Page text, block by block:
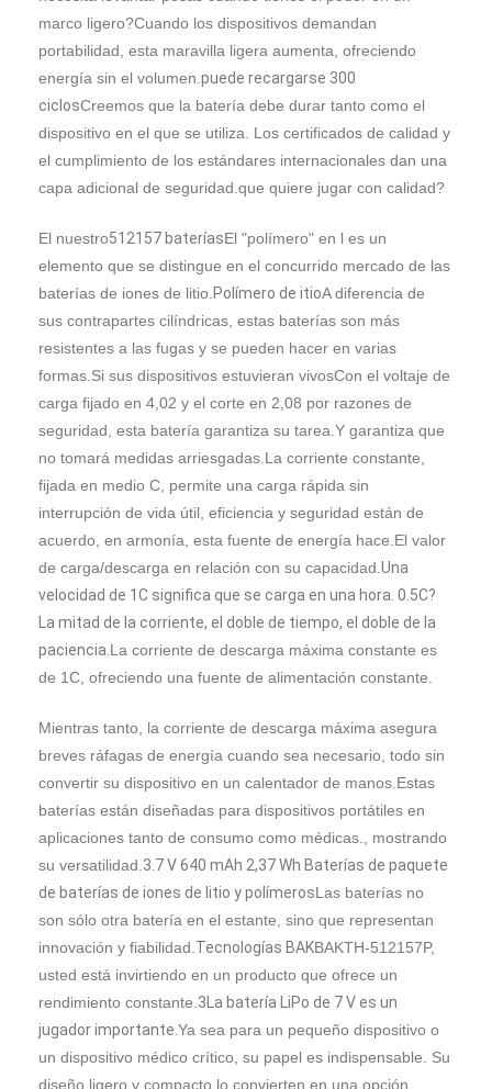
Acerca de nosotros
Recorrido por la fábrica
Control de calidad
Contacta con nosotros
Casos
Paquete de la batería de ión de litio
Paquete de batería de polímero de litio
Conjunto de baterías LiFePO4
Batería de ciclo profundo
BMS PCM de los PCB
Paquete de baterías personalizado
Baterías de litio UPS
Paquete de baterías de hidruro metálico de níquel
Batería recargable de iones de litio
Cargador de batería de ión de litio
marco ligero?Cuando los dispositivos demandan
portabilidad, esta maravilla ligera aumenta, ofreciendo
energía sin el volumen.puede recargarse 300
ciclosCreemos que la batería debe durar tanto como el
dispositivo en el que se utiliza. Los certificados de calidad y
el cumplimiento de los estándares internacionales dan una
capa adicional de seguridad.que quiere jugar con calidad?
El nuestro512157 bateríasEl "polímero" en l es un
elemento que se distingue en el concurrido mercado de las
baterías de iones de litio. Polímero de itioA diferencia de
sus contrapartes cilíndricas, estas baterías son más
resistentes a las fugas y se pueden hacer en varias
formas.Si sus dispositivos estuvieran vivosCon el voltaje de
carga fijado en 4,02 y el corte en 2,08 por razones de
seguridad, esta batería garantiza su tarea.Y garantiza que
no tomará medidas arriesgadas.La corriente constante,
fijada en medio C, permite una carga rápida sin
interrupción de vida útil, eficiencia y seguridad están de
acuerdo, en armonía, esta fuente de energía hace.El valor
de carga/descarga en relación con su capacidad.Una
velocidad de 1C significa que se carga en una hora. 0.5C?
La mitad de la corriente, el doble de tiempo, el doble de la
paciencia. La corriente de descarga máxima constante es
de 1C, ofreciendo una fuente de alimentación constante.
Mientras tanto, la corriente de descarga máxima asegura
breves ráfagas de energía cuando sea necesario, todo sin
convertir su dispositivo en un calentador de manos.Estas
baterías están diseñadas para dispositivos portátiles en
aplicaciones tanto de consumo como médicas., mostrando
su versatilidad. 3.7 V 640 mAh 2,37 Wh Baterías de paquete
de baterías de iones de litio y polímerosLas baterías no
son sólo otra batería en el estante, sino que representan
innovación y fiabilidad. Tecnologías BAKBAKTH-512157P,
usted está invirtiendo en un producto que ofrece un
rendimiento constante. 3La batería LiPo de 7 V es un
jugador importante.Ya sea para un pequeño dispositivo o
un dispositivo médico crítico, su papel es indispensable. Su
diseño ligero y compacto lo convierten en una opción